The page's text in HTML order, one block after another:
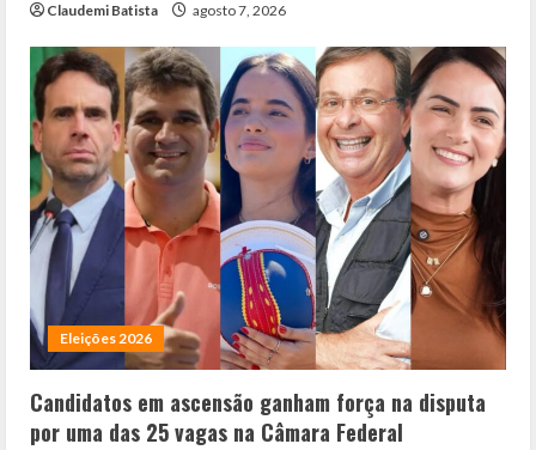
Claudemi Batista agosto 7, 2026
Eleições 2026
Candidatos em ascensão ganham força na disputa
por uma das 25 vagas na Câmara Federal